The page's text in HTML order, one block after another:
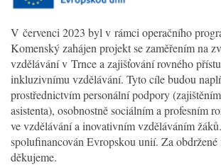
V červenci 2023 byl v rámci operačního
Komenský zahájen projekt se zaměřením na
vzdělávání v Trnce a zajišťování rovného
inkluzivnímu vzdělávání. Tyto cíle budou
prostřednictvím personální podpory
asistenta), osobnostně sociálním a profesním
ve vzdělávání a inovativním vzděláváním
spolufinancován Evropskou unií. Za
děkujeme.